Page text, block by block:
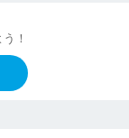
！